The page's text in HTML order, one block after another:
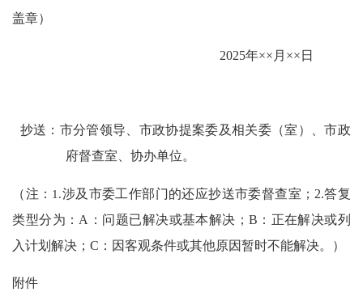
盖章）
2025年×× 月 ×× 日
抄送：市分管领导、市政协提案委及相关委（室）、市政
府督查室、协办单位。
（注： 1.涉及市委工作部门的还应抄送市委督查室； 2.答复
类型分为： A ：问题已解决或基本解决； B ：正在解决或列
入计划解决；C ：因客观条件或其他原因暂时不能解决。）
附件